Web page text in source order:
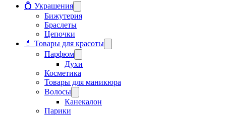
💍 Украшения
Бижутерия
Браслеты
Цепочки
💄 Товары для красоты
Парфюм
Духи
Косметика
Товары для маникюра
Волосы
Канекалон
Парики